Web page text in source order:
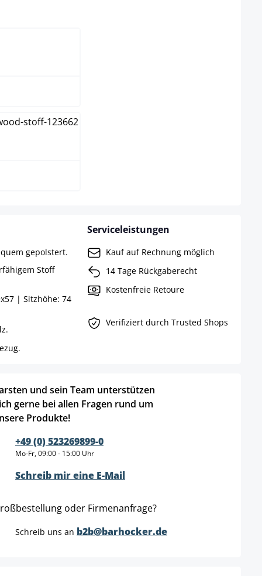
gepolstert.
Stoff
| Sitzhöhe: 74
Serviceleistungen
Kauf auf Rechnung möglich
14 Tage Rückgaberecht
Kostenfreie Retoure
Verifiziert durch Trusted Shops
und sein Team unterstützen
gerne bei allen Fragen rund um
Produkte!
+49 (0) 523269899-0
Mo-Fr, 09:00 - 15:00 Uhr
Schreib mir eine E-Mail
oder Firmenanfrage?
Schreib uns an b2b@barhocker.de